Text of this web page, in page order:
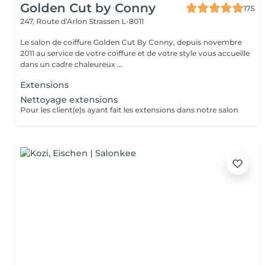
Golden Cut by Conny
175
247, Route d'Arlon Strassen L-8011
Le salon de coiffure Golden Cut By Conny, depuis novembre
2011 au service de votre coiffure et de votre style vous accueille
dans un cadre chaleureux ...
Extensions
Nettoyage extensions
Pour les client(e)s ayant fait les extensions dans notre salon